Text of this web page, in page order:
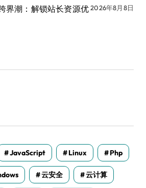
界潮：解锁站长资源优2026年8月8日
JavaScript Linux Php
云安全 云计算